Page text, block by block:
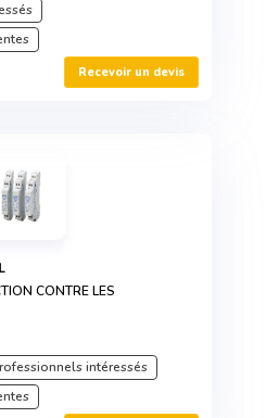
Recevoir un devis
CONTRE LES
intéressés